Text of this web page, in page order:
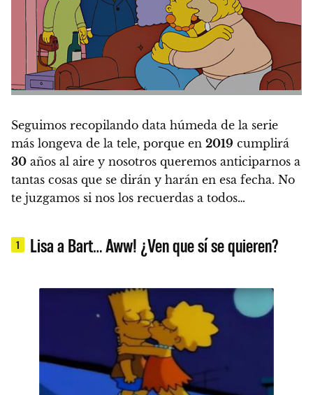
Seguimos recopilando data húmeda de la serie
más longeva de la tele, porque en 2019 cumplirá
30 años al aire y nosotros queremos anticiparnos a
tantas cosas que se dirán y harán en esa fecha. No
te juzgamos si nos los recuerdas a todos…
1 Lisa a Bart… Aww! ¿Ven que sí se quieren?